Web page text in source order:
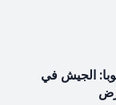
الجيش في